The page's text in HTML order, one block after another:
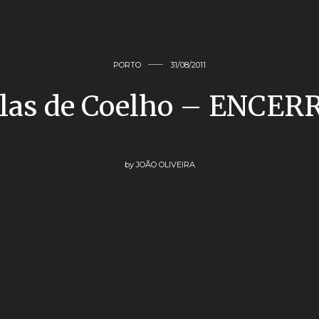
PORTO 31/08/2011
de Coelho –
by JOÃO OLIVEIRA